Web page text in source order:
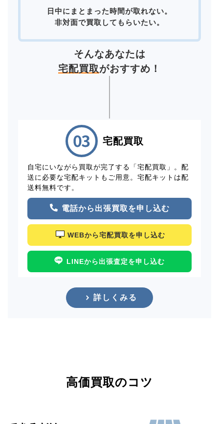
日中にまとまった時間が取れない。
非対面で買取してもらいたい。
そんなあなたは
宅配買取がおすすめ！
宅配買取
自宅にいながら買取が完了する「宅配買取」。配
送に必要な宅配キットもご用意。宅配キットは配
送料無料です。
電話から出張買取を申し込む
WEBから宅配買取を申し込む
LINEから出張査定を申し込む
詳しくみる
高価買取のコツ